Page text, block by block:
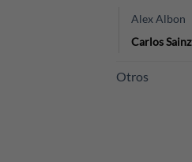
Alex Albon
Carlos Sainz
Otros